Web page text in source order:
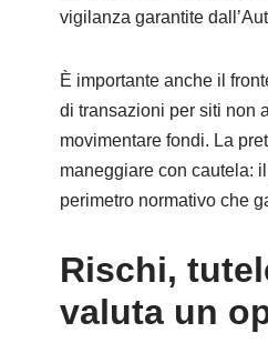
vigilanza garantite
È importante anche il
di transazioni per siti non
movimentare fondi. La
maneggiare con cautela:
perimetro normativo che
Rischi,
valuta un